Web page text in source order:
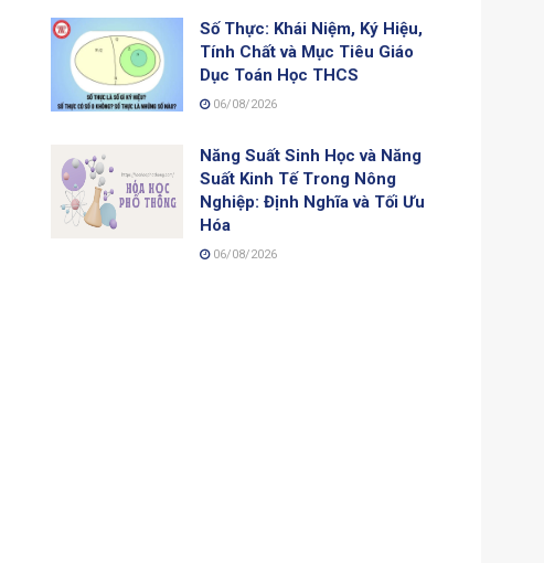
Số Thực: Khái Niệm, Ký Hiệu,
Tính Chất và Mục Tiêu Giáo
Dục Toán Học THCS
06/08/2026
Năng Suất Sinh Học và Năng
Suất Kinh Tế Trong Nông
Nghiệp: Định Nghĩa và Tối Ưu
Hóa
06/08/2026